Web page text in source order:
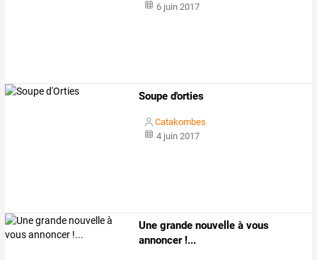
6 juin 2017
Soupe d'orties
Catakombes
4 juin 2017
Une grande nouvelle à vous
annoncer !...